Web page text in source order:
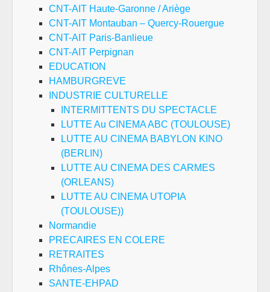
CNT-AIT Haute-Garonne / Ariège
CNT-AIT Montauban – Quercy-Rouergue
CNT-AIT Paris-Banlieue
CNT-AIT Perpignan
EDUCATION
HAMBURGREVE
INDUSTRIE CULTURELLE
INTERMITTENTS DU SPECTACLE
LUTTE Au CINEMA ABC (TOULOUSE)
LUTTE AU CINEMA BABYLON KINO
(BERLIN)
LUTTE AU CINEMA DES CARMES
(ORLEANS)
LUTTE AU CINEMA UTOPIA
(TOULOUSE))
Normandie
PRECAIRES EN COLERE
RETRAITES
Rhônes-Alpes
SANTE-EHPAD